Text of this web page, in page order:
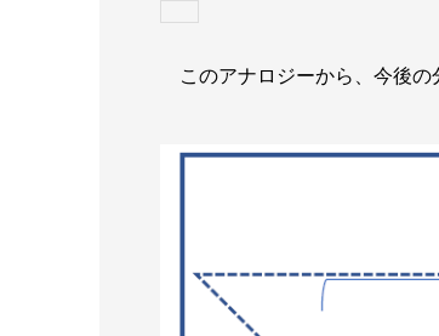
このアナロジーから、今後の